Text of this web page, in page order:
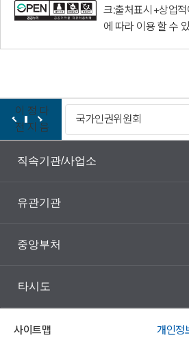
크:출처표시+상업
에 따라 이용 할 수
이
전
정
지
다
음
국가인권위원회
직속기관/사업소
유관기관
중앙부처
타시도
사이트맵
개인정